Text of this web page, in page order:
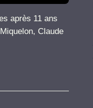
après 11 ans
Claude